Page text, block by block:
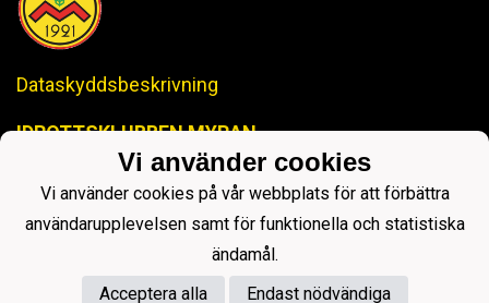
Dataskyddsbeskrivning
IDROTTSKLUBBEN MYRAN
-Anrik Historia, Lysande Framtid-
ikmyranjopox@gmail.com
Vi använder cookies
Vi använder cookies på vår webbplats för att förbättra
användarupplevelsen samt för funktionella och statistiska
ändamål.
Acceptera alla
Endast nödvändiga